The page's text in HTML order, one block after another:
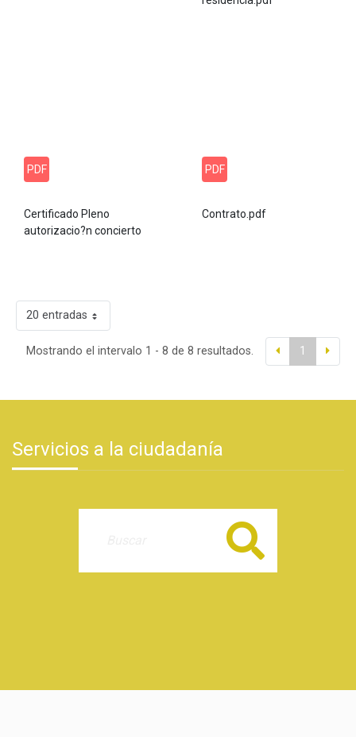
PDF
Certificado Pleno
autorizacio?n concierto
PDF
Contrato.pdf
20 entradas
Mostrando el intervalo 1 - 8 de 8 resultados. 1
Servicios a la ciudadanía
Buscar